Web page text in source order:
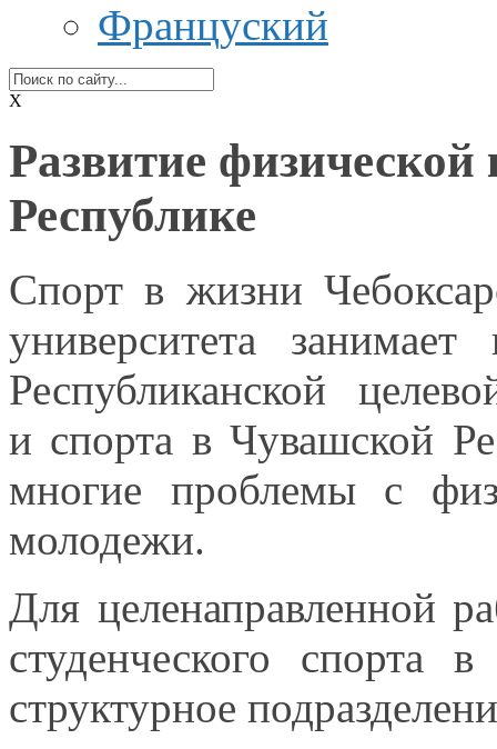
Француский
X
Развитие
Республике
Спортв жизни
университета
Республиканской
и спорта в Чувашской
многие проблемы с
молодежи.
Для целенаправленной
студенческого спорта
структурное